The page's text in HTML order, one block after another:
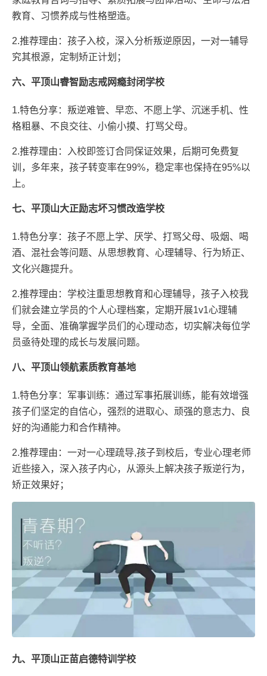
教育、习惯养成与性格塑造。
2.推荐理由：孩子入校，深入分析叛逆原因，一对一辅导
究其根源，定制矫正计划；
六、平顶山睿智励志戒网瘾封闭学校
1.特色分享：叛逆难管、早恋、不愿上学、沉迷手机、性
格粗暴、不良交往、小偷小摸、打骂父母。
2.推荐理由：入校即签订合同保证效果，后期可免费复
训，多年来，孩子转变率在99%，稳定率也保持在95%以
上。
七、平顶山大正励志坏习惯改造学校
1.特色分享：孩子不愿上学、厌学、打骂父母、吸烟、喝
酒、混社会等问题、从思想教育、心理辅导、行为矫正、
文化兴趣提升。
2.推荐理由：学校注重思想教育和心理辅导，孩子入校我
们就会建立学员的个人心理档案，定期开展1v1心理辅
导，全面、准确掌握学员们的心理动态，切实解决每位学
员亟待处理的成长与发展问题。
八、平顶山领航素质教育基地
1.特色分享：军事训练：通过军事拓展训练，能有效增强
孩子们坚定的自信心，强烈的进取心、顽强的意志力、良
好的沟通能力和合作精神。
2.推荐理由：一对一心理疏导,孩子到校后，专业心理老师
近些接入，深入孩子内心，从源头上解决孩子叛逆行为，
矫正效果好；
九、平顶山正苗启德特训学校